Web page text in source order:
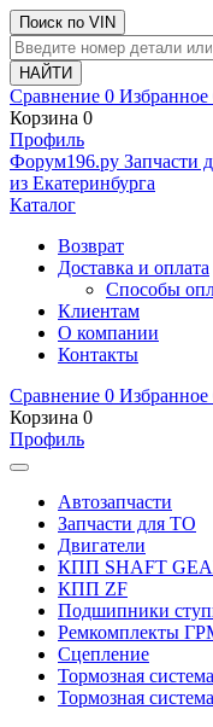
Поиск по VIN
Сравнение 0 Избранное
Корзина 0
Профиль
Фoрум196.ру Запчасти
из Екатеринбурга
Каталог
Возврат
Доставка и оплата
Способы
Клиентам
О компании
Контакты
Сравнение 0 Избранное
Корзина 0
Профиль
Автозапчасти
Запчасти для ТО
Двигатели
КПП SHAFT
КПП ZF
Подшипники
Ремкомплекты
Сцепление
Тормозная
Тормозная